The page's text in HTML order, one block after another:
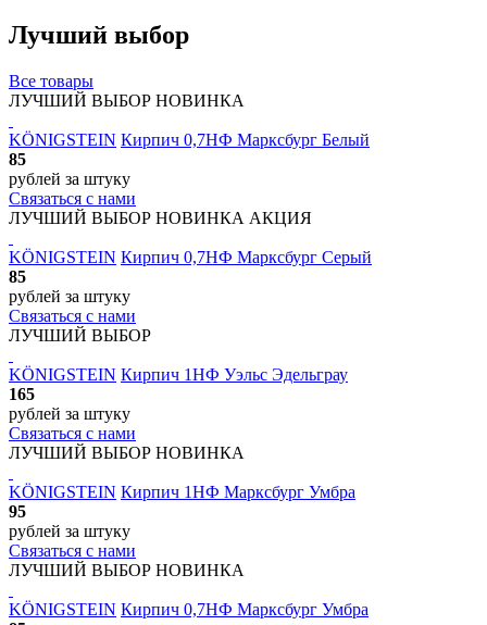
Лучший выбор
Все товары
ЛУЧШИЙ ВЫБОР НОВИНКА
KÖNIGSTEIN Кирпич 0,7НФ Марксбург Белый
85
рублей за штуку
Связаться с нами
ЛУЧШИЙ ВЫБОР НОВИНКА АКЦИЯ
KÖNIGSTEIN Кирпич 0,7НФ Марксбург Серый
85
рублей за штуку
Связаться с нами
ЛУЧШИЙ ВЫБОР
KÖNIGSTEIN Кирпич 1НФ Уэльс Эдельграу
165
рублей за штуку
Связаться с нами
ЛУЧШИЙ ВЫБОР НОВИНКА
KÖNIGSTEIN Кирпич 1НФ Марксбург Умбра
95
рублей за штуку
Связаться с нами
ЛУЧШИЙ ВЫБОР НОВИНКА
KÖNIGSTEIN Кирпич 0,7НФ Марксбург Умбра